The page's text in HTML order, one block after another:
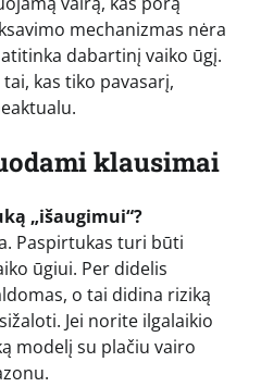
mechanizmas nėra
dabartinį vaiko ūgį.
kas tiko pavasarį,
klausimai
„išaugimui“?
Paspirtukas turi būti
ūgiui. Per didelis
o tai didina riziką
Jei norite ilgalaikio
modelį su plačiu vairo